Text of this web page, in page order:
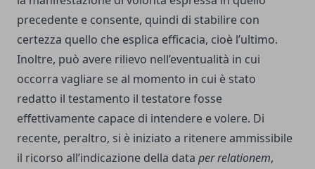
precedente e consente, quindi di stabilire con
certezza quello che esplica efficacia, cioè l’ultimo.
Inoltre, può avere rilievo nell’eventualità in cui
occorra vagliare se al momento in cui è stato
redatto il testamento il testatore fosse
effettivamente capace di intendere e volere. Di
recente, peraltro, si è iniziato a ritenere ammissibile
il ricorso all’indicazione della data per relationem,